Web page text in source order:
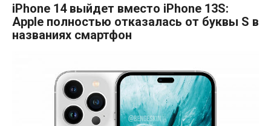
iPhone 14 выйдет вместо iPhone 13S:
Apple полностью отказалась от буквы S в
названиях смартфон